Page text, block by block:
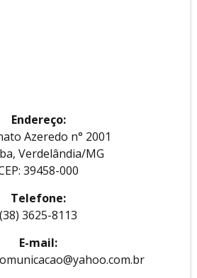
Endereço:
Azeredo n° 2001
Verdelândia/MG
39458-000
Telefone:
(38) 3625-8113
E-mail: